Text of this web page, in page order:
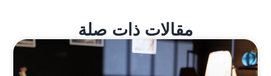
مقالات ذات صلة